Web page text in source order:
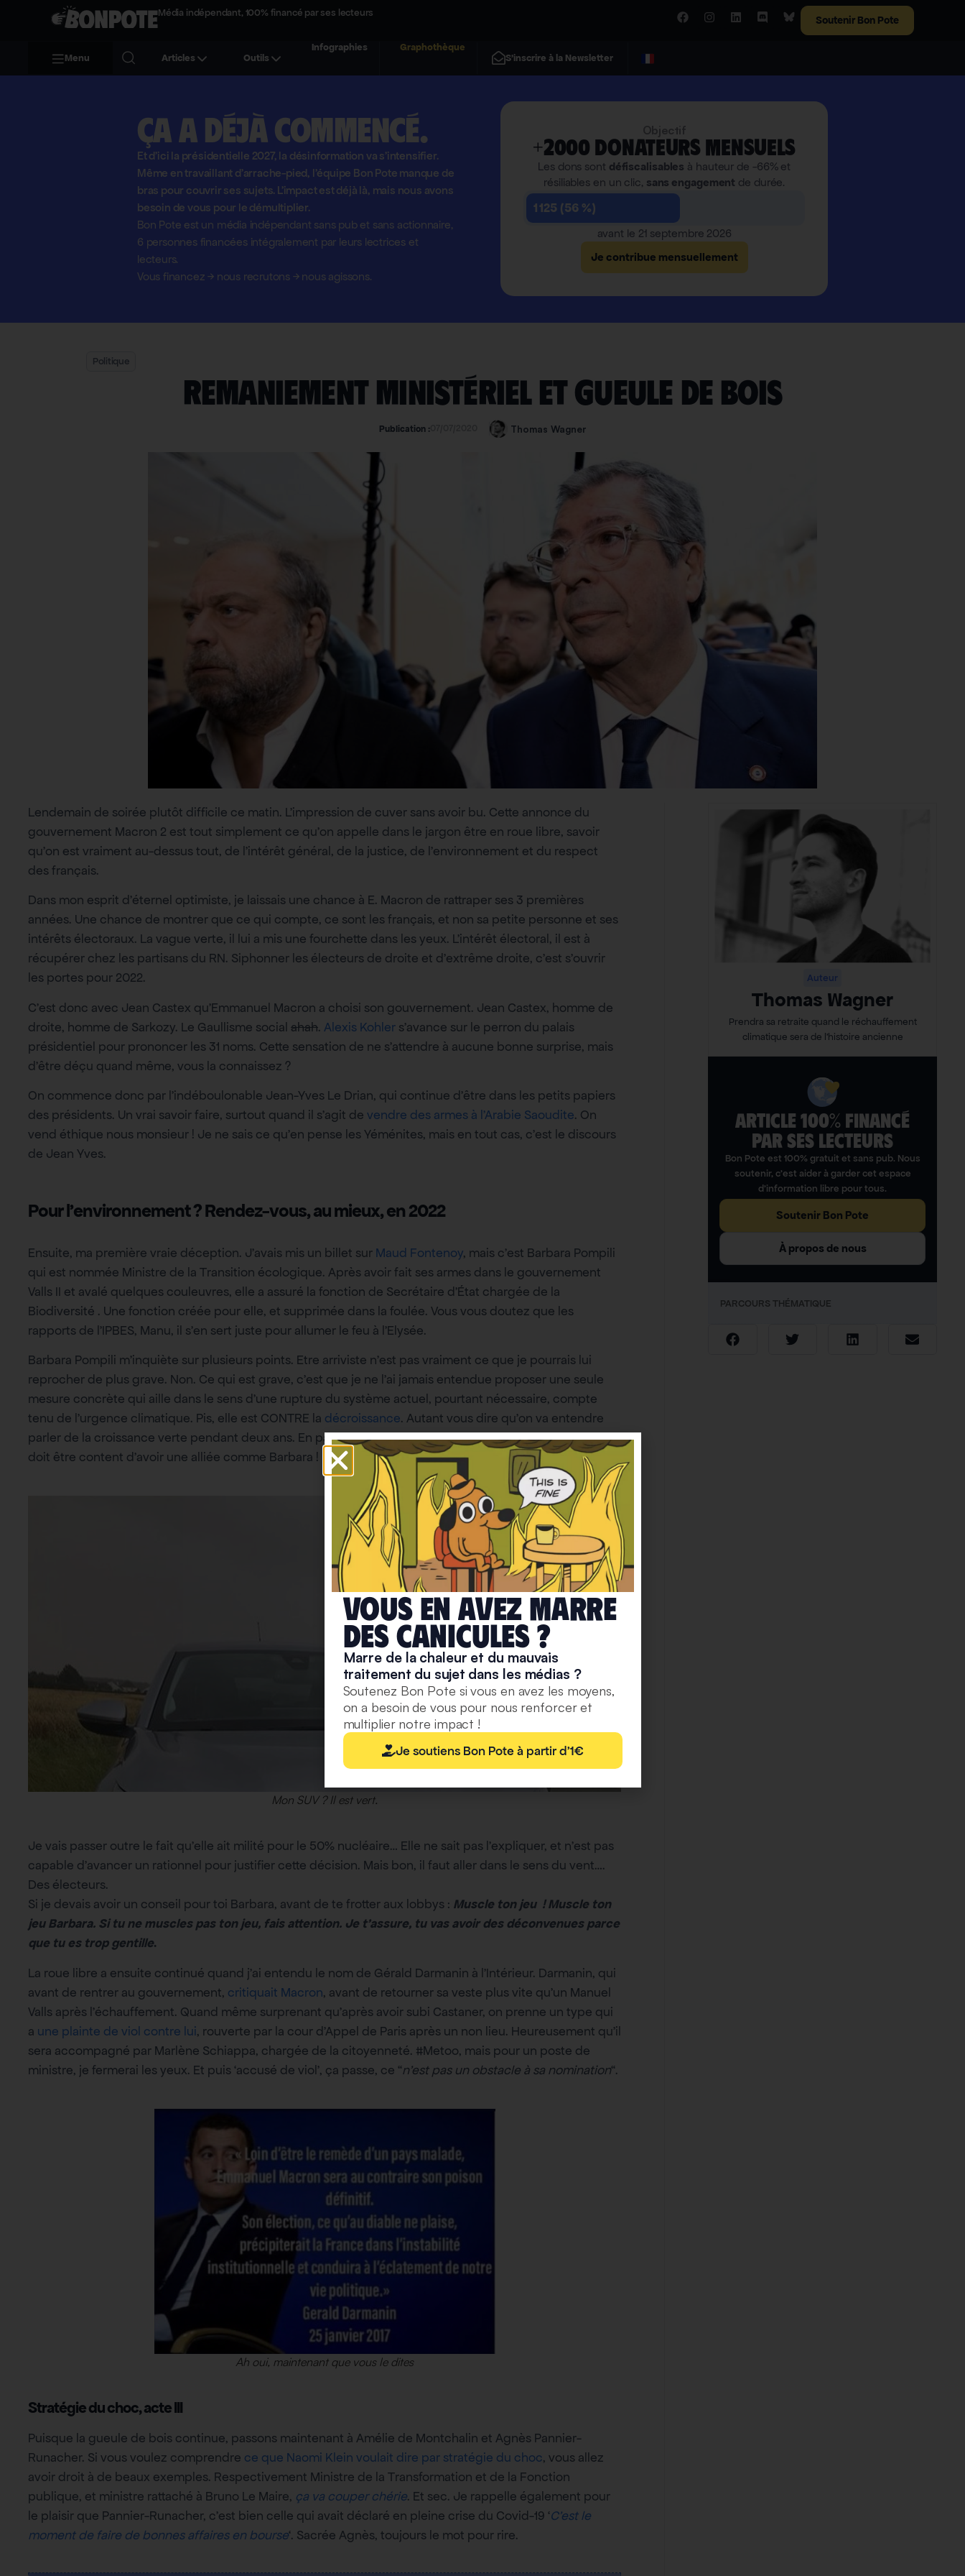
Média indépendant, 100% financé par ses lecteurs
Soutenir Bon Pote
Menu Articles Outils
Infographies
Graphothèque
S'inscrire à la Newsletter
Ça a déjà commencé.
Et d'ici la présidentielle 2027, la désinformation va s'intensifier.
Même en travaillant d'arrache-pied, l'équipe Bon Pote manque de
bras pour couvrir ses sujets. L'impact est déjà là, mais nous avons
besoin de vous pour le démultiplier.
Bon Pote est un média indépendant sans pub et sans actionnaire,
6 personnes financées intégralement par leurs lectrices et
lecteurs.
Vous financez→nous recrutons →nous agissons.
+2000 donateurs mensuels
Les dons sont défiscalisables à hauteur de -66% et
résiliables en un clic, sans engagement de durée.
1 125 (56 %)
avant le 21 septembre 2026
Je contribue mensuellement
Politique
Remaniement ministériel et gueule de bois
Publication :07/07/2020 Thomas Wagner
Lendemain de soirée plutôt difficile ce matin. L’impression de cuver sans avoir bu. Cette annonce du
gouvernement Macron 2 est tout simplement ce qu’on appelle dans le jargon être en roue libre, savoir
qu’on est vraiment au-dessus tout, de l’intérêt général, de la justice, de l’environnement et du respect
des français.
Dans mon esprit d’éternel optimiste, je laissais une chance à E. Macron de rattraper ses 3 premières
années. Une chance de montrer que ce qui compte, ce sont les français, et non sa petite personne et ses
intérêts électoraux. La vague verte, il lui a mis une fourchette dans les yeux. L’intérêt électoral, il est à
récupérer chez les partisans du RN. Siphonner les électeurs de droite et d’extrême droite, c’est s’ouvrir
les portes pour 2022.
C’est donc avec Jean Castex qu’Emmanuel Macron a choisi son gouvernement. Jean Castex, homme de
droite, homme de Sarkozy. Le Gaullisme social ahah. Alexis Kohler s’avance sur le perron du palais
présidentiel pour prononcer les 31 noms. Cette sensation de ne s’attendre à aucune bonne surprise, mais
d’être déçu quand même, vous la connaissez ?
On commence donc par l’indéboulonable Jean-Yves Le Drian, qui continue d’être dans les petits papiers
des présidents. Un vrai savoir faire, surtout quand il s’agit de vendre des armes à l’Arabie Saoudite. On
vend éthique nous monsieur ! Je ne sais ce qu’en pense les Yéménites, mais en tout cas, c’est le discours
de Jean Yves.
Pour l’environnement ? Rendez-vous, au mieux, en 2022
Ensuite, ma première vraie déception. J’avais mis un billet sur Maud Fontenoy, mais c’est Barbara Pompili
qui est nommée Ministre de la Transition écologique. Après avoir fait ses armes dans le gouvernement
Valls II et avalé quelques couleuvres, elle a assuré la fonction de Secrétaire d’État chargée de la
Biodiversité . Une fonction créée pour elle, et supprimée dans la foulée. Vous vous doutez que les
rapports de l’IPBES, Manu, il s’en sert juste pour allumer le feu à l’Elysée.
Barbara Pompili m’inquiète sur plusieurs points. Etre arriviste n’est pas vraiment ce que je pourrais lui
reprocher de plus grave. Non. Ce qui est grave, c’est que je ne l’ai jamais entendue proposer une seule
mesure concrète qui aille dans le sens d’une rupture du système actuel, pourtant nécessaire, compte
tenu de l’urgence climatique. Pis, elle est CONTRE la décroissance. Autant vous dire qu’on va entendre
parler de la croissance verte pendant deux ans. En parlant de croissance verte, c’est Bruno le Maire qui
doit être content d’avoir une alliée comme Barbara !
Mon SUV ? Il est vert.
Je vais passer outre le fait qu’elle ait milité pour le 50% nucléaire… Elle ne sait pas l’expliquer, et n’est pas
capable d’avancer un rationnel pour justifier cette décision. Mais bon, il faut aller dans le sens du vent….
Des électeurs.
Si je devais avoir un conseil pour toi Barbara, avant de te frotter aux lobbys : Muscle ton jeu ! Muscle ton
jeu Barbara. Si tu ne muscles pas ton jeu, fais attention. Je t’assure, tu vas avoir des déconvenues parce
que tu es trop gentille.
La roue libre a ensuite continué quand j’ai entendu le nom de Gérald Darmanin à l’Intérieur. Darmanin, qui
avant de rentrer au gouvernement, critiquait Macron, avant de retourner sa veste plus vite qu’un Manuel
Valls après l’échauffement. Quand même surprenant qu’après avoir subi Castaner, on prenne un type qui
a une plainte de viol contre lui, rouverte par la cour d’Appel de Paris après un non lieu. Heureusement qu’il
sera accompagné par Marlène Schiappa, chargée de la citoyenneté. #Metoo, mais pour un poste de
ministre, je fermerai les yeux. Et puis ‘accusé de viol’, ça passe, ce “n’est pas un obstacle à sa nomination“.
Ah oui, maintenant que vous le dites
Stratégie du choc, acte III
Puisque la gueule de bois continue, passons maintenant à Amélie de Montchalin et Agnès Pannier-
Runacher. Si vous voulez comprendre ce que Naomi Klein voulait dire par stratégie du choc, vous allez
avoir droit à de beaux exemples. Respectivement Ministre de la Transformation et de la Fonction
publique, et ministre rattaché à Bruno Le Maire, ça va couper chérie. Et sec. Je rappelle également pour
le plaisir que Pannier-Runacher, c’est bien celle qui avait déclaré en pleine crise du Covid-19 ‘C’est le
moment de faire de bonnes affaires en bourse‘. Sacrée Agnès, toujours le mot pour rire.
Auteur
Thomas Wagner
Prendra sa retraite quand le réchauffement
climatique sera de l’histoire ancienne
ARTICLE 100% FINANCÉ
PAR SES LECTEURS​
Bon Pote est 100% gratuit et sans pub. Nous
soutenir, c’est aider à garder cet espace
d’information libre pour tous.
Soutenir Bon Pote
À propos de nous
PARCOURS THÉMATIQUE
Vous en avez marre
deS caniculeS ?
Marre de la chaleur et du mauvais
traitement du sujet dans les médias ?
Soutenez Bon Pote si vous en avez les moyens,
on a besoin de vous pour nous renforcer et
multiplier notre impact !
Je soutiens Bon Pote à partir d'1€